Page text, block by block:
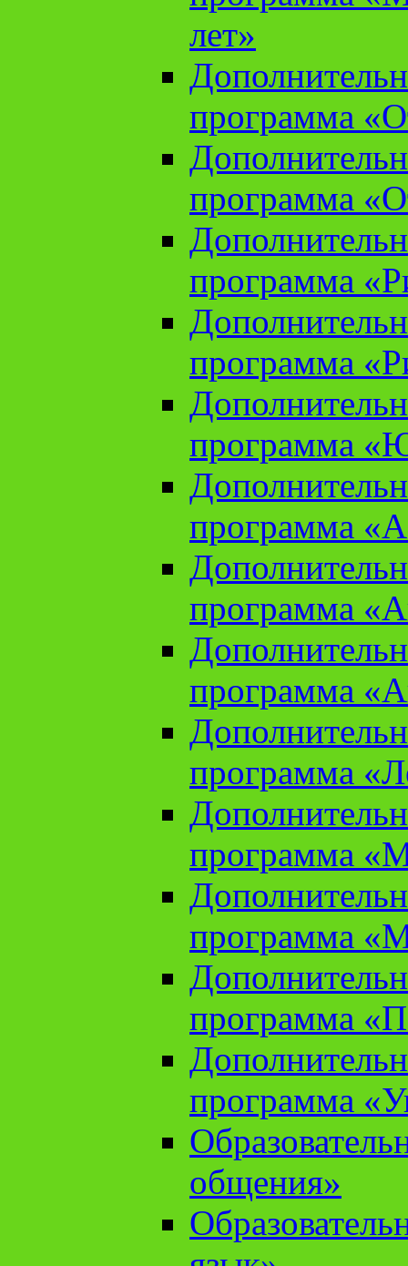
лет»
программа
программа
программа
программа
программа
программа
программа
программа
программа
программа
программа
программа
программа
общения»